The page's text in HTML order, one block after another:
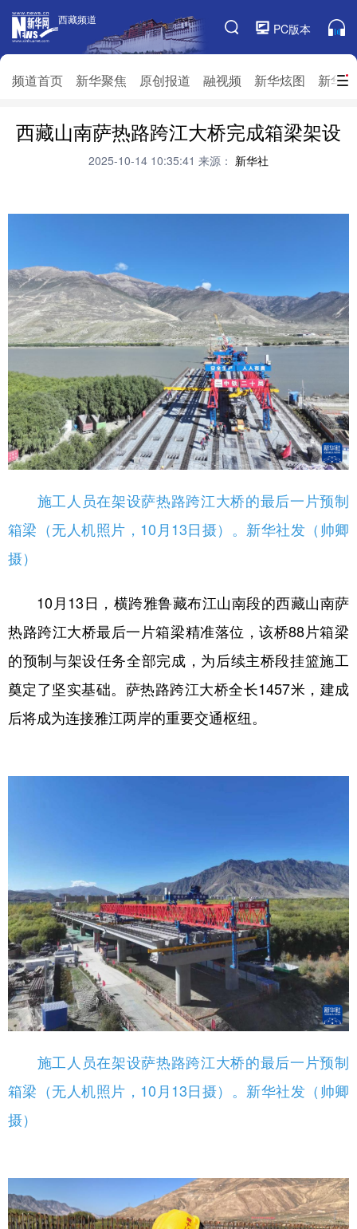
西藏频道
PC版本
频道首页 新华聚焦 原创报道 融视频 新华炫图 新华
西藏频道
频道栏目
频道首页 新华聚焦 原创报道
融视频
新华访谈 新华云直播
西藏山南萨热路跨江大桥完成箱梁架设
2025-10-14 10:35:41 来源： 新华社
施工人员在架设萨热路跨江大桥的最后一片预制
箱梁（无人机照片，10月13日摄）。新华社发（帅卿
摄）
10月13日，横跨雅鲁藏布江山南段的西藏山南萨
热路跨江大桥最后一片箱梁精准落位，该桥88片箱梁
的预制与架设任务全部完成，为后续主桥段挂篮施工
奠定了坚实基础。萨热路跨江大桥全长1457米，建成
后将成为连接雅江两岸的重要交通枢纽。
施工人员在架设萨热路跨江大桥的最后一片预制
箱梁（无人机照片，10月13日摄）。新华社发（帅卿
摄）